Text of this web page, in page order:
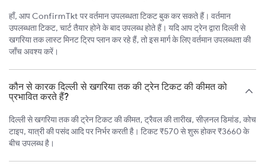
हाँ, आप ConfirmTkt पर वर्तमान उपलब्धता टिकट बुक कर सकते हैं। वर्तमान
उपलब्धता टिकट, चार्ट तैयार होने के बाद उपलब्ध होते हैं। यदि आप ट्रेन द्वारा दिल्ली से
खगरिया तक लास्ट मिनट ट्रिप प्लान कर रहे हैं, तो इस मार्ग के लिए वर्तमान उपलब्धता की
जाँच अवश्य करें।
कौन से कारक दिल्ली से खगरिया तक की ट्रेन टिकट की कीमत को
प्रभावित करते हैं?
दिल्ली से खगरिया तक की ट्रेन टिकट की कीमत, ट्रैवल की तारीख, सीज़नल डिमांड, कोच
टाइप, यात्री की पसंद आदि पर निर्भर करती है। टिकट ₹570 से शुरू होकर ₹3660 के
बीच उपलब्ध है।